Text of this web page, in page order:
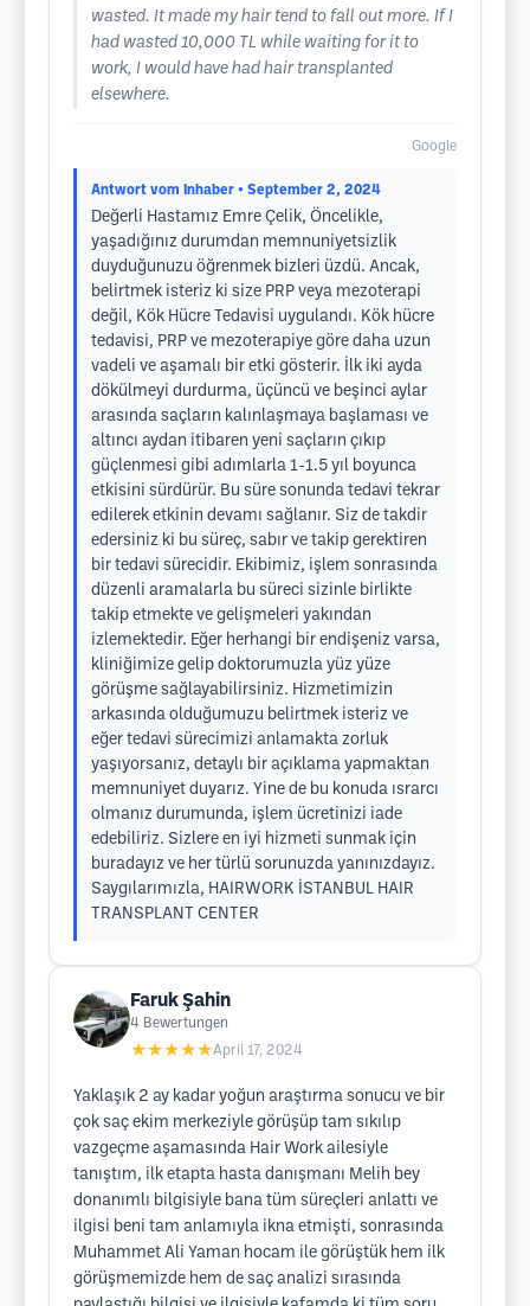
wasted. It made my hair tend to fall out more. If I
had wasted 10,000 TL while waiting for it to
work, I would have had hair transplanted
elsewhere.
Google
Antwort vom Inhaber • September 2, 2024
Değerli Hastamız Emre Çelik, Öncelikle,
yaşadığınız durumdan memnuniyetsizlik
duyduğunuzu öğrenmek bizleri üzdü. Ancak,
belirtmek isteriz ki size PRP veya mezoterapi
değil, Kök Hücre Tedavisi uygulandı. Kök hücre
tedavisi, PRP ve mezoterapiye göre daha uzun
vadeli ve aşamalı bir etki gösterir. İlk iki ayda
dökülmeyi durdurma, üçüncü ve beşinci aylar
arasında saçların kalınlaşmaya başlaması ve
altıncı aydan itibaren yeni saçların çıkıp
güçlenmesi gibi adımlarla 1-1.5 yıl boyunca
etkisini sürdürür. Bu süre sonunda tedavi tekrar
edilerek etkinin devamı sağlanır. Siz de takdir
edersiniz ki bu süreç, sabır ve takip gerektiren
bir tedavi sürecidir. Ekibimiz, işlem sonrasında
düzenli aramalarla bu süreci sizinle birlikte
takip etmekte ve gelişmeleri yakından
izlemektedir. Eğer herhangi bir endişeniz varsa,
kliniğimize gelip doktorumuzla yüz yüze
görüşme sağlayabilirsiniz. Hizmetimizin
arkasında olduğumuzu belirtmek isteriz ve
eğer tedavi sürecimizi anlamakta zorluk
yaşıyorsanız, detaylı bir açıklama yapmaktan
memnuniyet duyarız. Yine de bu konuda ısrarcı
olmanız durumunda, işlem ücretinizi iade
edebiliriz. Sizlere en iyi hizmeti sunmak için
buradayız ve her türlü sorunuzda yanınızdayız.
Saygılarımızla, HAIRWORK İSTANBUL HAIR
TRANSPLANT CENTER
Faruk Şahin
4 Bewertungen
★★★★★April 17, 2024
Yaklaşık 2 ay kadar yoğun araştırma sonucu ve bir
çok saç ekim merkeziyle görüşüp tam sıkılıp
vazgeçme aşamasında Hair Work ailesiyle
tanıştım, ilk etapta hasta danışmanı Melih bey
donanımlı bilgisiyle bana tüm süreçleri anlattı ve
ilgisi beni tam anlamıyla ikna etmişti, sonrasında
Muhammet Ali Yaman hocam ile görüştük hem ilk
görüşmemizde hem de saç analizi sırasında